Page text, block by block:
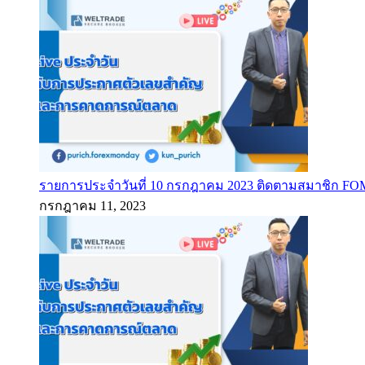
รายการประจำวันที่ 10 กรกฎาคม 2023 ติดตามสมาชิก
กรกฎาคม 11, 2023